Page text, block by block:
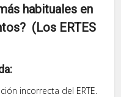
habituales en
(Los ERTES
incorrecta del ERTE.